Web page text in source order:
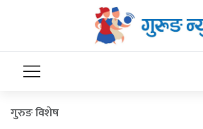
गुरुङ विशेष